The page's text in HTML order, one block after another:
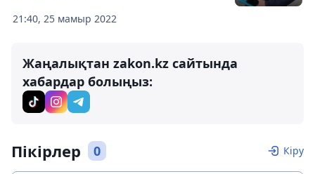
21:40, 25 мамыр 2022
Жаңалықтан zakon.kz сайтында
хабардар болыңыз:
Пікірлер 0 Кіру